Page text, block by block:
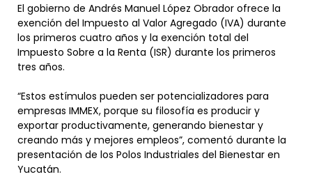
El gobierno de Andrés Manuel López Obrador ofrece la
exención del Impuesto al Valor Agregado (IVA) durante
los primeros cuatro años y la exención total del
Impuesto Sobre a la Renta (ISR) durante los primeros
tres años.
“Estos estímulos pueden ser potencializadores para
empresas IMMEX, porque su filosofía es producir y
exportar productivamente, generando bienestar y
creando más y mejores empleos”, comentó durante la
presentación de los Polos Industriales del Bienestar en
Yucatán.